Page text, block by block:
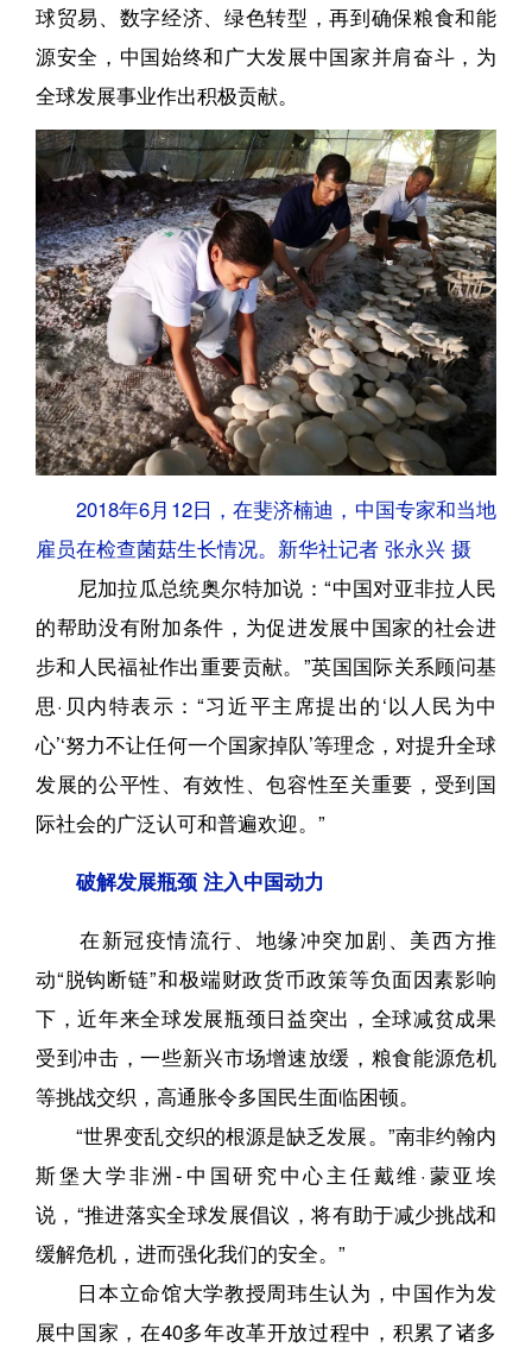
球贸易、数字经济、绿色转型，再到确保粮食和能
源安全，中国始终和广大发展中国家并肩奋斗，为
全球发展事业作出积极贡献。
2018年6月12日，在斐济楠迪，中国专家和当地
雇员在检查菌菇生长情况。新华社记者 张永兴 摄
尼加拉瓜总统奥尔特加说：“中国对亚非拉人民
的帮助没有附加条件，为促进发展中国家的社会进
步和人民福祉作出重要贡献。”英国国际关系顾问基
思·贝内特表示：“习近平主席提出的‘以人民为中
心’‘努力不让任何一个国家掉队’等理念，对提升全球
发展的公平性、有效性、包容性至关重要，受到国
际社会的广泛认可和普遍欢迎。”
破解发展瓶颈 注入中国动力
在新冠疫情流行、地缘冲突加剧、美西方推
动“脱钩断链”和极端财政货币政策等负面因素影响
下，近年来全球发展瓶颈日益突出，全球减贫成果
受到冲击，一些新兴市场增速放缓，粮食能源危机
等挑战交织，高通胀令多国民生面临困顿。
“世界变乱交织的根源是缺乏发展。”南非约翰内
斯堡大学非洲-中国研究中心主任戴维·蒙亚埃
说，“推进落实全球发展倡议，将有助于减少挑战和
缓解危机，进而强化我们的安全。”
日本立命馆大学教授周玮生认为，中国作为发
展中国家，在40多年改革开放过程中，积累了诸多